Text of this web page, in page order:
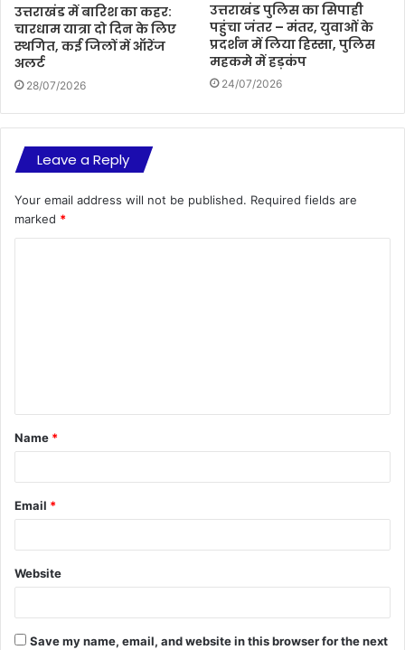
उत्तराखंड में बारिश का कहर:
चारधाम यात्रा दो दिन के लिए
स्थगित, कई जिलों में ऑरेंज
अलर्ट
28/07/2026
उत्तराखंड पुलिस का सिपाही
पहुंचा जंतर – मंतर, युवाओं के
प्रदर्शन में लिया हिस्सा, पुलिस
महकमे में हड़कंप
24/07/2026
Leave a Reply
Your email address will not be published. Required fields are
marked *
t
*
Name *
Email *
Website
Save my name, email, and website in this browser for the next